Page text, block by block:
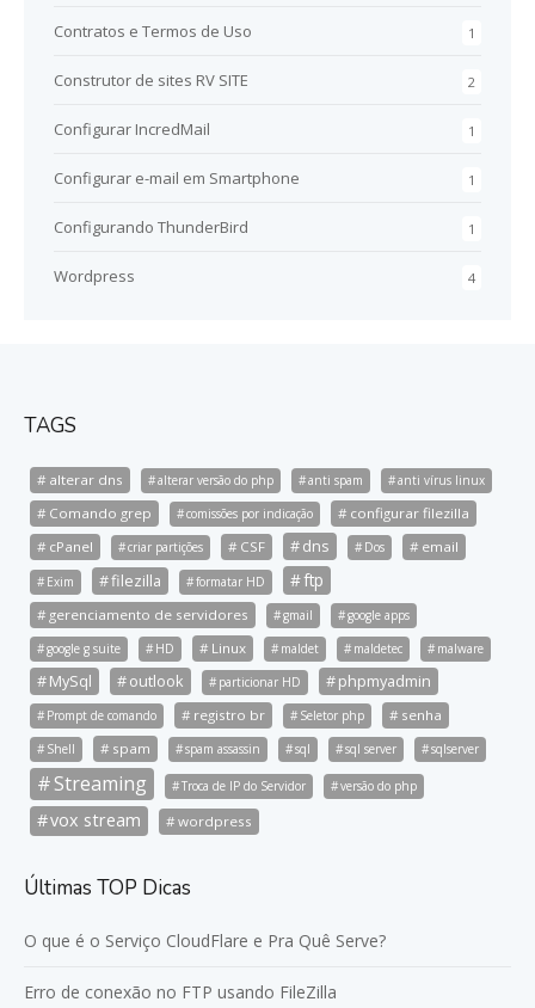
1
Contratos e Termos de Uso
2
Construtor de sites RV SITE
1
Configurar IncredMail
1
Configurar e-mail em Smartphone
1
Configurando ThunderBird
4
Wordpress
TAGS
alterar dns alterar versão do php anti spam anti vírus linux
Comando grep comissões por indicação
configurar filezilla
cPanel
criar partições CSF dns Dos email
Exim filezilla formatar HD ftp
gerenciamento de servidores gmail
google apps
google g suite
HD Linux maldet maldetec malware
MySql outlook particionar HD phpmyadmin
Prompt de comando registro br Seletor php senha
Shell spam spam assassin sql sql server sqlserver
Streaming Troca de IP do Servidor versão do php
vox stream wordpress
Últimas TOP Dicas
O que é o Serviço CloudFlare e Pra Quê Serve?
Erro de conexão no FTP usando FileZilla